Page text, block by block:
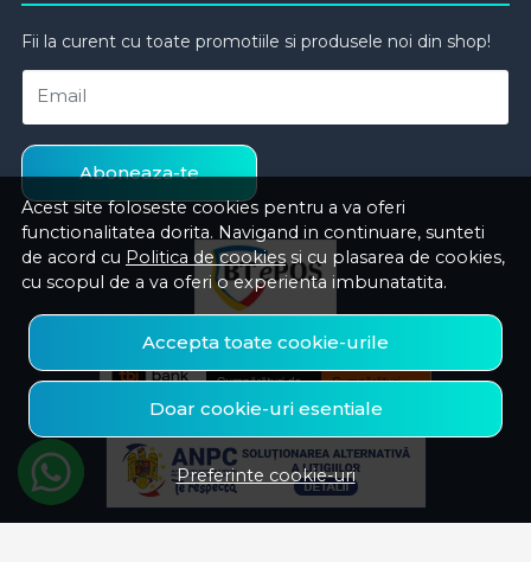
Acest site foloseste cookies pentru a va oferi
functionalitatea dorita. Navigand in continuare, sunteti
de acord cu Politica de cookies si cu plasarea de cookies,
cu scopul de a va oferi o experienta imbunatatita.
Accepta toate cookie-urile
Doar cookie-uri esentiale
Preferinte cookie-uri
Fii la curent cu toate promotiile si produsele noi din shop!
Email
Aboneaza-te